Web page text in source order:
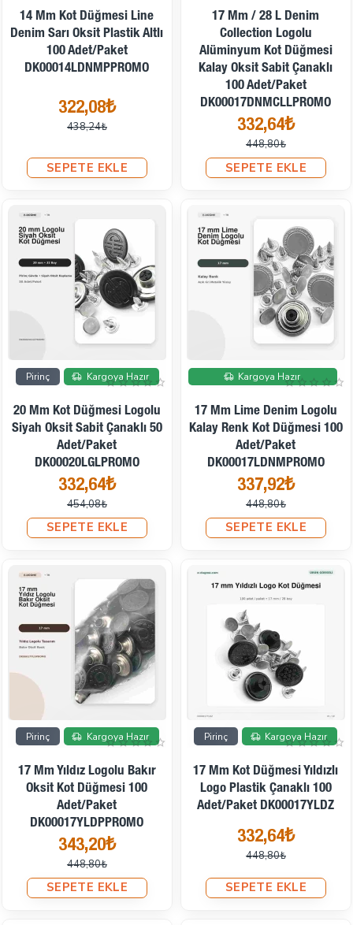
14 Mm Kot Düğmesi Line
Denim Sarı Oksit Plastik Altlı
100 Adet/Paket
DK00014LDNMPPROMO
322,08₺
438,24₺
SEPETE EKLE
17 Mm / 28 L Denim
Collection Logolu
Alüminyum Kot Düğmesi
Kalay Oksit Sabit Çanaklı
100 Adet/Paket
DK00017DNMCLLPROMO
332,64₺
448,80₺
SEPETE EKLE
İndirimde
Pirinç Kargoya Hazır
20 Mm Kot Düğmesi Logolu
Siyah Oksit Sabit Çanaklı 50
Adet/Paket
DK00020LGLPROMO
332,64₺
454,08₺
SEPETE EKLE
İndirimde
Kargoya Hazır
17 Mm Lime Denim Logolu
Kalay Renk Kot Düğmesi 100
Adet/Paket
DK00017LDNMPROMO
337,92₺
448,80₺
SEPETE EKLE
İndirimde
Pirinç Kargoya Hazır
17 Mm Yıldız Logolu Bakır
Oksit Kot Düğmesi 100
Adet/Paket
DK00017YLDPPROMO
343,20₺
448,80₺
SEPETE EKLE
İndirimde
Pirinç Kargoya Hazır
17 Mm Kot Düğmesi Yıldızlı
Logo Plastik Çanaklı 100
Adet/Paket DK00017YLDZ
332,64₺
448,80₺
SEPETE EKLE